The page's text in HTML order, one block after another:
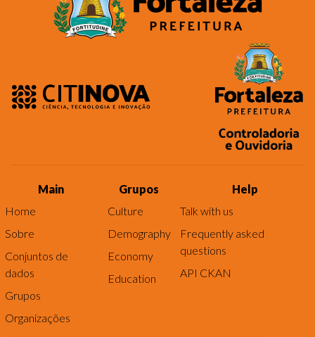
Main
Home
Sobre
Conjuntos de
dados
Grupos
Organizações
Grupos
Culture
Demography
Economy
Education
Help
Talk with us
Frequently asked
questions
API CKAN